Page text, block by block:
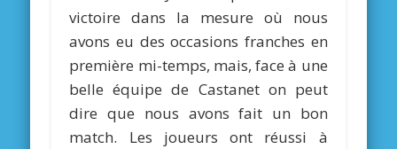
victoire dans la mesure où nous
avons eu des occasions franches en
première mi-temps, mais, face à une
belle équipe de Castanet on peut
dire que nous avons fait un bon
match. Les joueurs ont réussi à